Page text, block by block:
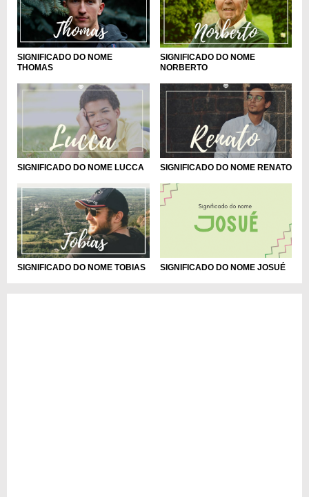
SIGNIFICADO DO NOME
THOMAS
SIGNIFICADO DO NOME
NORBERTO
SIGNIFICADO DO NOME LUCCA SIGNIFICADO DO NOME RENATO
SIGNIFICADO DO NOME TOBIAS SIGNIFICADO DO NOME JOSUÉ